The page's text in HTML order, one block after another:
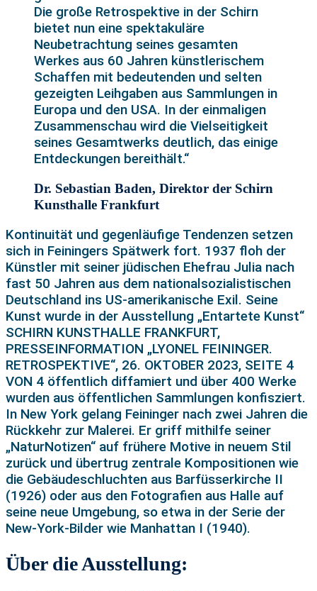
Die große Retrospektive in der Schirn
bietet nun eine spektakuläre
Neubetrachtung seines gesamten
Werkes aus 60 Jahren künstlerischem
Schaffen mit bedeutenden und selten
gezeigten Leihgaben aus Sammlungen in
Europa und den USA. In der einmaligen
Zusammenschau wird die Vielseitigkeit
seines Gesamtwerks deutlich, das einige
Entdeckungen bereithält.“
Dr. Sebastian Baden, Direktor der Schirn
Kunsthalle Frankfurt
Kontinuität und gegenläufige Tendenzen setzen
sich in Feiningers Spätwerk fort. 1937 floh der
Künstler mit seiner jüdischen Ehefrau Julia nach
fast 50 Jahren aus dem nationalsozialistischen
Deutschland ins US-amerikanische Exil. Seine
Kunst wurde in der Ausstellung „Entartete Kunst“
SCHIRN KUNSTHALLE FRANKFURT,
PRESSEINFORMATION „LYONEL FEININGER.
RETROSPEKTIVE“, 26. OKTOBER 2023, SEITE 4
VON 4 öffentlich diffamiert und über 400 Werke
wurden aus öffentlichen Sammlungen konfisziert.
In New York gelang Feininger nach zwei Jahren die
Rückkehr zur Malerei. Er griff mithilfe seiner
„NaturNotizen“ auf frühere Motive in neuem Stil
zurück und übertrug zentrale Kompositionen wie
die Gebäudeschluchten aus Barfüsserkirche II
(1926) oder aus den Fotografien aus Halle auf
seine neue Umgebung, so etwa in der Serie der
New-York-Bilder wie Manhattan I (1940).
Über die Ausstellung: